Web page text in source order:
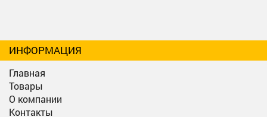
ИНФОРМАЦИЯ
Главная
Товары
О компании
Контакты